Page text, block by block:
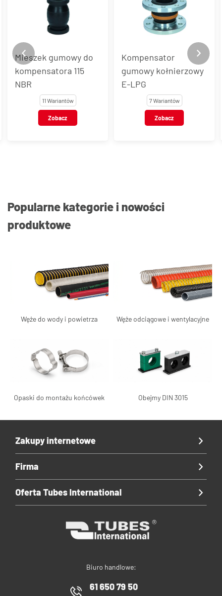
Mieszek gumowy do
kompensatora 115
NBR
11 Wariantów
Zobacz
Kompensator
gumowy kołnierzowy
E-LPG
7 Wariantów
Zobacz
Popularne kategorie i nowości
produktowe
Węże do wody i powietrza Węże odciągowe i wentylacyjne
Opaski do montażu końcówek Obejmy DIN 3015
Biuro handlowe:
61 650 79 50
Zakupy internetowe
Firma
Oferta Tubes International